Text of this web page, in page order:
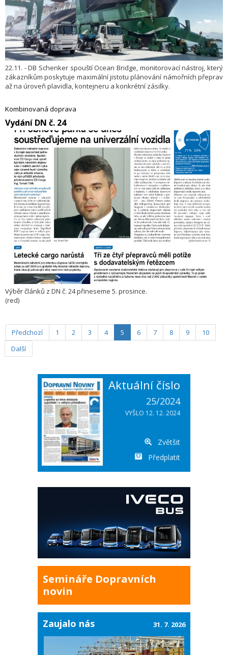
22.11. - DB Schenker spouští Ocean Bridge, monitorovací nástroj, který
zákazníkům poskytuje maximální jistotu plánování námořních přeprav
až na úroveň plavidla, kontejneru a konkrétní zásilky.
Kombinovaná doprava
Vydání DN č. 24
Výběr článků z DN č. 24 přineseme 5. prosince.
(red)
Předchozí 1 2 3 4 5 6 7 8 9
10
Další
Aktuální číslo
25/2024
VYŠLO 12. 12. 2024
Zvětšit
Předplatit
Semináře Dopravních
novin
Zaujalo nás 31. 7. 2026